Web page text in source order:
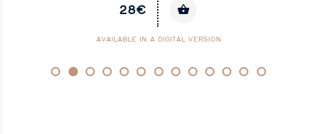
28€
AVAILABLE IN A DIGITAL VERSION